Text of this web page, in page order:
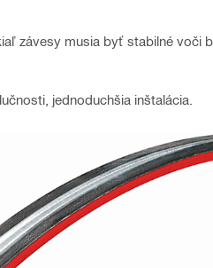
závesy musia byť stabilné voči
jednoduchšia inštalácia.